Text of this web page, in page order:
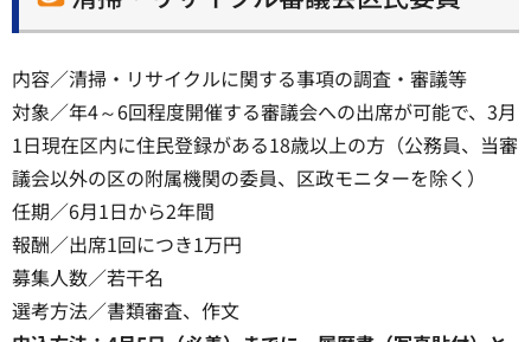
内容／清掃・リサイクルに関する事項の調査・審議等
対象／年4～6回程度開催する審議会への出席が可能で、3月
1日現在区内に住民登録がある18歳以上の方（公務員、当審
議会以外の区の附属機関の委員、区政モニターを除く）
任期／6月1日から2年間
報酬／出席1回につき1万円
募集人数／若干名
選考方法／書類審査、作文